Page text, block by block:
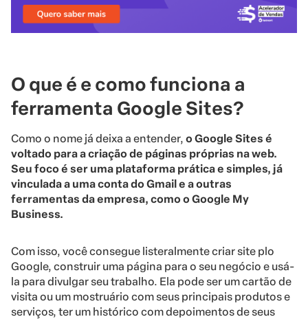
O que é e como funciona a
ferramenta Google Sites?
Como o nome já deixa a entender, o Google Sites é
voltado para a criação de páginas próprias na web.
Seu foco é ser uma plataforma prática e simples, já
vinculada a uma conta do Gmail e a outras
ferramentas da empresa, como o Google My
Business.
Com isso, você consegue listeralmente criar site plo
Google, construir uma página para o seu negócio e usá-
la para divulgar seu trabalho. Ela pode ser um cartão de
visita ou um mostruário com seus principais produtos e
serviços, ter um histórico com depoimentos de seus